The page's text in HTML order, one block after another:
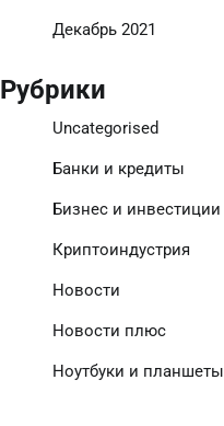
Декабрь 2021
Рубрики
Uncategorised
Банки и кредиты
Бизнес и инвестиции
Криптоиндустрия
Новости
Новости плюс
Ноутбуки и планшеты